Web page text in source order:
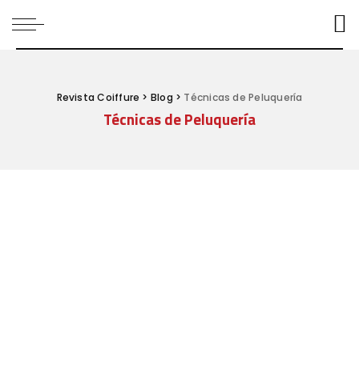
Revista Coiffure > Blog > Técnicas de Peluquería
Técnicas de Peluquería